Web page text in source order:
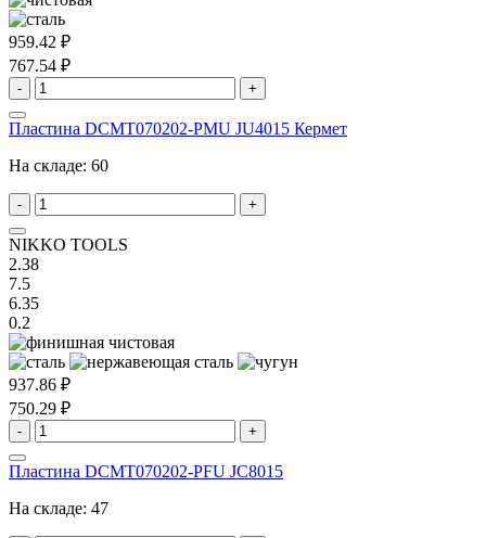
959.42 ₽
767.54 ₽
- +
Пластина DCMT070202-PMU JU4015 Кермет
На складе: 60
- +
NIKKO TOOLS
2.38
7.5
6.35
0.2
937.86 ₽
750.29 ₽
- +
Пластина DCMT070202-PFU JC8015
На складе: 47